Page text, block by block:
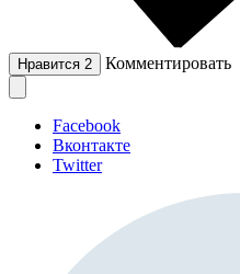
Нравится 2 Комментировать
Facebook
Вконтакте
Twitter